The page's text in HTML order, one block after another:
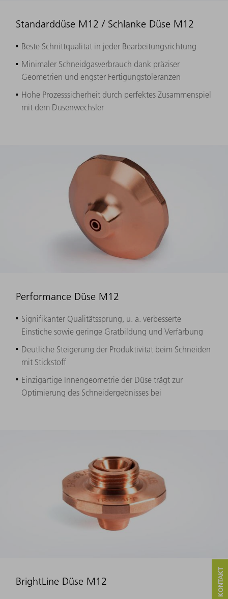
Standarddüse M12 / Schlanke Düse M12
Beste Schnittqualität in jeder Bearbeitungsrichtung
Minimaler Schneidgasverbrauch dank präziser
Geometrien und engster Fertigungstoleranzen
Hohe Prozesssicherheit durch perfektes Zusammenspiel
mit dem Düsenwechsler
Performance Düse M12
Signifikanter Qualitätssprung, u. a. verbesserte
Einstiche sowie geringe Gratbildung und Verfärbung
Deutliche Steigerung der Produktivität beim Schneiden
mit Stickstoff
Einzigartige Innengeometrie der Düse trägt zur
Optimierung des Schneidergebnisses bei
BrightLine Düse M12